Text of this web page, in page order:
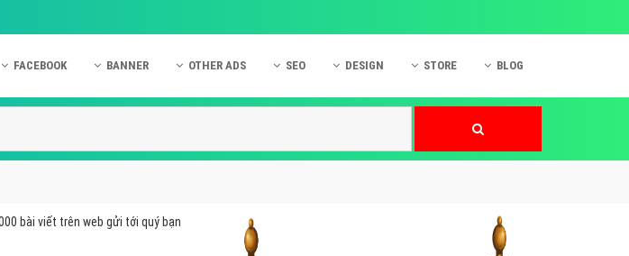
FACEBOOK BANNER OTHER ADS
Quảng cáo Online
SEO DESIGN STORE BLOG
bài viết trên web gửi tới quý bạn